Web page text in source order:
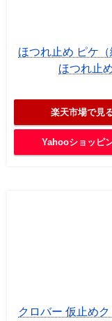
ほつれ止め ピケ
ほつれ止
楽天市場で見
Yahooショッピ
クロバー 仮止め